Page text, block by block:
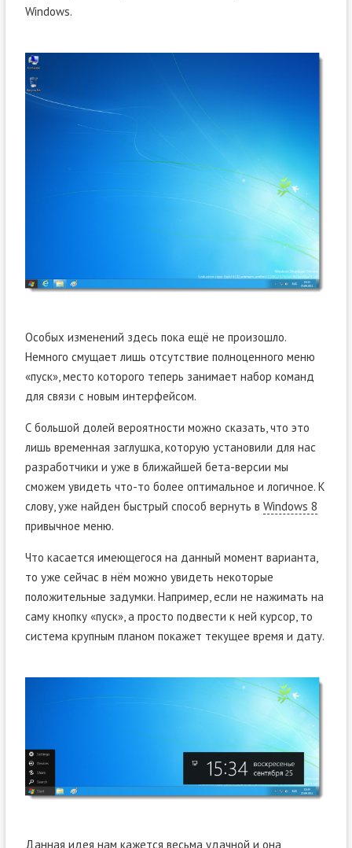
Windows.
Особых изменений здесь пока ещё не произошло.
Немного смущает лишь отсутствие полноценного меню
«пуск», место которого теперь занимает набор команд
для связи с новым интерфейсом.
С большой долей вероятности можно сказать, что это
лишь временная заглушка, которую установили для нас
разработчики и уже в ближайшей бета-версии мы
сможем увидеть что-то более оптимальное и логичное. К
слову, уже найден быстрый способ вернуть в Windows 8
привычное меню.
Что касается имеющегося на данный момент варианта,
то уже сейчас в нём можно увидеть некоторые
положительные задумки. Например, если не нажимать на
саму кнопку «пуск», а просто подвести к ней курсор, то
система крупным планом покажет текущее время и дату.
Данная идея нам кажется весьма удачной и она